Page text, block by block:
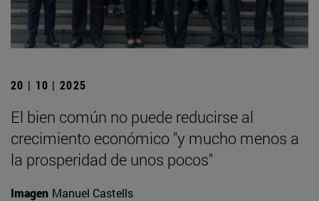
20 | 10 | 2025
El bien común no puede reducirse al
crecimiento económico "y mucho menos a
la prosperidad de unos pocos"
Imagen Manuel Castells